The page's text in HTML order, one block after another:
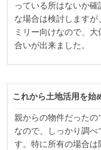
っている所はないか
な場合は検討します
ミリー向けなので、
合いが出来ました。
これから土地活用を始
親からの物件だった
なので、しっかり調
す。特に所有の場合は